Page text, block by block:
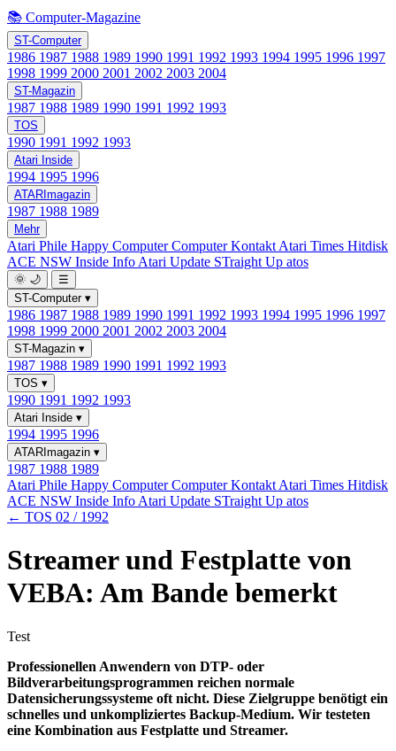
📚 Computer-Magazine
ST-Computer
1986 1987 1988 1989 1990 1991 1992 1993 1994 1995 1996 1997
1998 1999 2000 2001 2002 2003 2004
ST-Magazin
1987 1988 1989 1990 1991 1992 1993
TOS
1990 1991 1992 1993
Atari Inside
1994 1995 1996
ATARImagazin
1987 1988 1989
Mehr
Atari Phile Happy ComputerComputer Kontakt Atari Times Hitdisk
ACE NSW Inside Info Atari Update STraight Up atos
🌞 🌙
☰
ST-Computer ▾
1986 1987 1988 1989 1990 1991 1992 1993 1994 1995 1996 1997
1998 1999 2000 2001 2002 2003 2004
ST-Magazin ▾
1987 1988 1989 1990 1991 1992 1993
TOS ▾
1990 1991 1992 1993
Atari Inside ▾
1994 1995 1996
ATARImagazin ▾
1987 1988 1989
Atari Phile Happy ComputerComputer Kontakt Atari Times Hitdisk
ACE NSW Inside Info Atari Update STraight Up atos
← TOS 02 / 1992
Streamer und Festplatte von
VEBA: Am Bande bemerkt
Test
Professionellen Anwendern von DTP- oder
Bildverarbeitungsprogrammen reichen normale
Datensicherungssysteme oft nicht. Diese Zielgruppe benötigt ein
schnelles und unkompliziertes Backup-Medium. Wir testeten
eine Kombination aus Festplatte und Streamer.